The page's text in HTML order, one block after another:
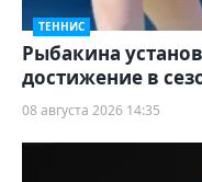
ТЕННИС
Рыбакина
достижение в
08 августа 2026 14:35